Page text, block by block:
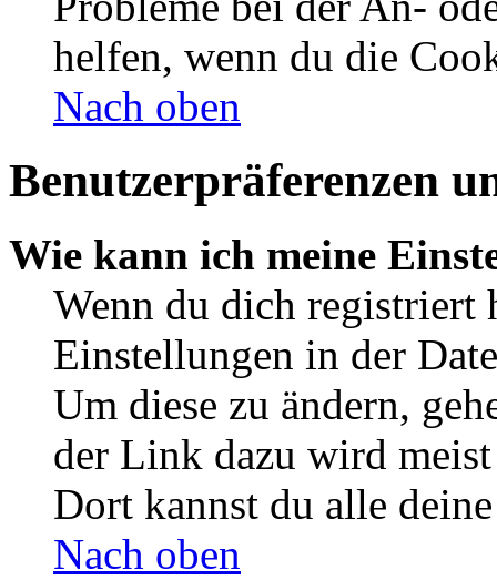
helfen, wenn du die
Nach oben
Benutzerpräferenzen
Wie kann ich meine
Wenn du dich registriert
Einstellungen in der
Um diese zu ändern,
der Link dazu wird
Dort kannst du alle
Nach oben